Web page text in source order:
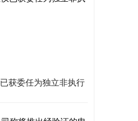
获委任为独立非执行